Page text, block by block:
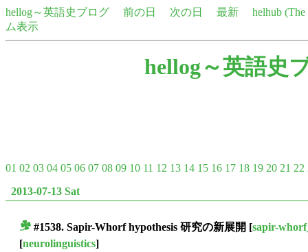
hellog～英語史ブログ 前の日 次の日 最新
helhub
ム表示
hellog～英語史
01 02 03 04 05 06 07 08 09 10 11 12 13 14 15 16 17 18 19 20 21 22
2013-07-13 Sat
#1538. Sapir-Whorf hypothesis 研究の新展開 [sapir-
[neurolinguistics]